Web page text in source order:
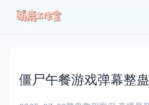
僵尸午餐游戏弹幕整